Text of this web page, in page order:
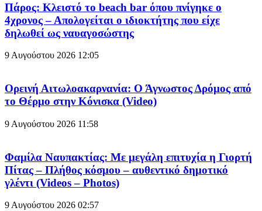
Πάρος: Κλειστό το beach bar όπου πνίγηκε ο
4χρονος – Απολογείται ο ιδιοκτήτης που είχε
δηλωθεί ως ναυαγοσώστης
9 Αυγούστου 2026 12:05
Ορεινή Αιτωλοακαρνανία: Ο Άγνωστος Δρόμος από
το Θέρμο στην Κόνισκα (Video)
9 Αυγούστου 2026 11:58
Φαμίλα Ναυπακτίας: Με μεγάλη επιτυχία η Γιορτή
Πίτας – Πλήθος κόσμου – αυθεντικό δημοτικό
γλέντι (Videos – Photos)
9 Αυγούστου 2026 02:57